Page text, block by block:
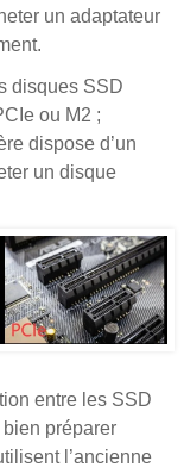
un adaptateur
disques SSD
ou M2 ;
dispose d’un
un disque
entre les SSD
préparer
l’ancienne